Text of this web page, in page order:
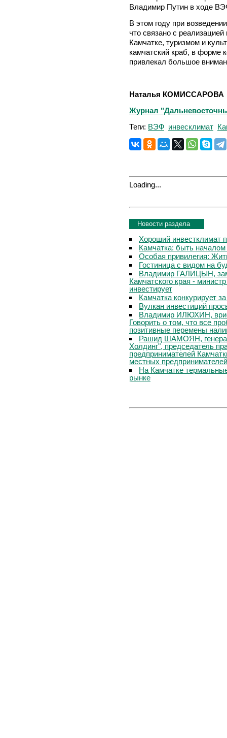
Владимир Путин в ходе
В этом году при
что связано с
Камчатке, туризмом и
камчатский краб, в форме
привлекал большое
Наталья КОМИССАРОВА
Журнал
Теги: ВЭФ инвесклимат
Loading...
Новости раздела
Хороший инвестклимат
Камчатка: быть
Особая привилегия:
Гостиница с видом на
Владимир ГАЛИЦЫН,
Камчатского края -
инвестирует
Камчатка конкурирует
Вулкан инвестиций
Владимир ИЛЮХИН, врио
Говорить о том, что все
позитивные перемены
Рашид ШАМОЯН,
Холдинг", председатель
предпринимателей
местных предпринимателей
На Камчатке
рынке